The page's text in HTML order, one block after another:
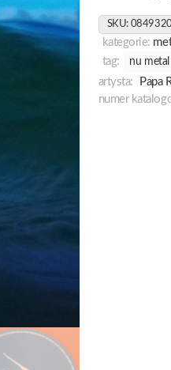
SKU:
kategorie:
tag:
nu metal
artysta:
Papa
numer